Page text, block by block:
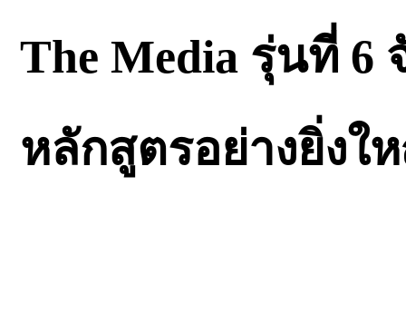
The Media รุ่นที่ 6
หลักสูตรอย่างยิ่งใ